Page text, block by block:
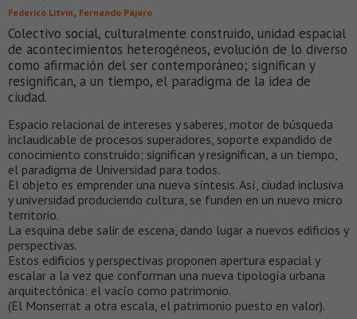
Federico Litvin, Fernando Pájaro
Colectivo social, culturalmente construido, unidad espacial
de acontecimientos heterogéneos, evolución de lo diverso
como afirmación del ser contemporáneo; significan y
resignifican, a un tiempo, el paradigma de la idea de
ciudad.
Espacio relacional de intereses y saberes, motor de búsqueda
inclaudicable de procesos superadores, soporte expandido de
conocimiento construido; significan y resignifican, a un tiempo,
el paradigma de Universidad para todos.
El objeto es emprender una nueva síntesis. Así, ciudad inclusiva
y universidad produciendo cultura, se funden en un nuevo micro
territorio.
La esquina debe salir de escena, dando lugar a nuevos edificios y
perspectivas.
Estos edificios y perspectivas proponen apertura espacial y
escalar a la vez que conforman una nueva tipología urbana
arquitectónica: el vacío como patrimonio.
(El Monserrat a otra escala, el patrimonio puesto en valor).